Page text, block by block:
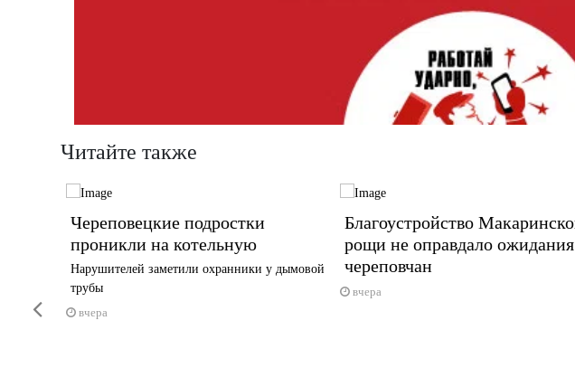
Читайте также
Череповецкие подростки
проникли на котельную
Нарушителей заметили охранники у дымовой
трубы
вчера
Благоустройство
рощи не оправдало ожидания
череповчан
вчера